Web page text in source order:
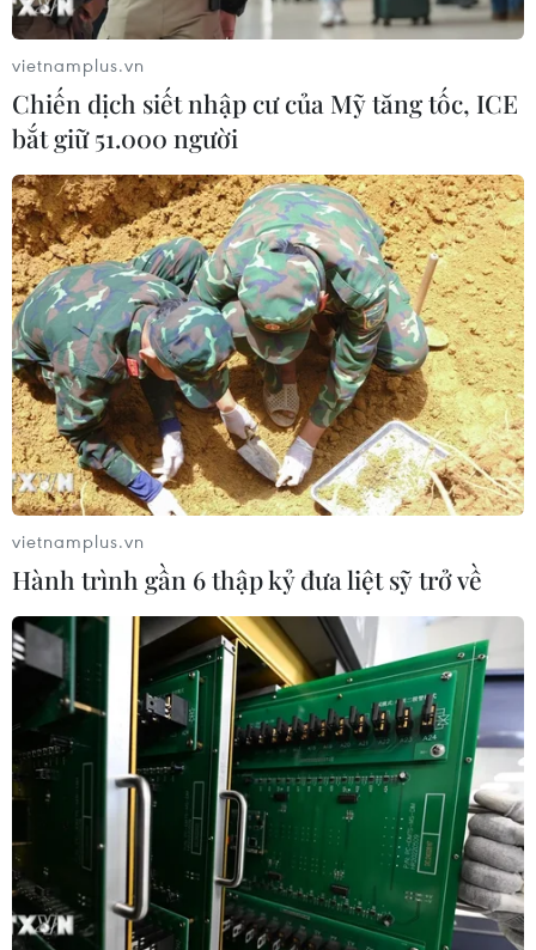
vietnamplus.vn
Chiến dịch siết nhập cư của Mỹ tăng tốc, ICE
bắt giữ 51.000 người
vietnamplus.vn
Hành trình gần 6 thập kỷ đưa liệt sỹ trở về